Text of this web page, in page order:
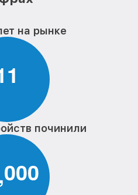
на рынке
1
починили
,000